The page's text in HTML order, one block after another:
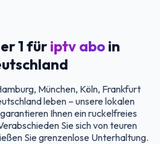
1 für iptv aboin
München, Köln, Frankfurt
leben – unsere lokalen
Ihnen ein ruckelfreies
Sie sich von teuren
Sie grenzenlose Unterhaltung.